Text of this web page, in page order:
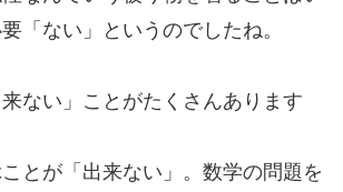
「ない」というのでしたね。
ない」ことがたくさんあります
とが「出来ない」。数学の問題を